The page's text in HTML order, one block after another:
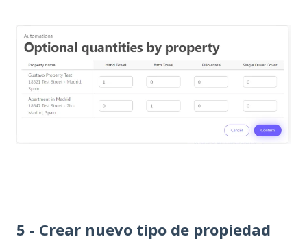
5 - Crear nuevo tipo de propiedad